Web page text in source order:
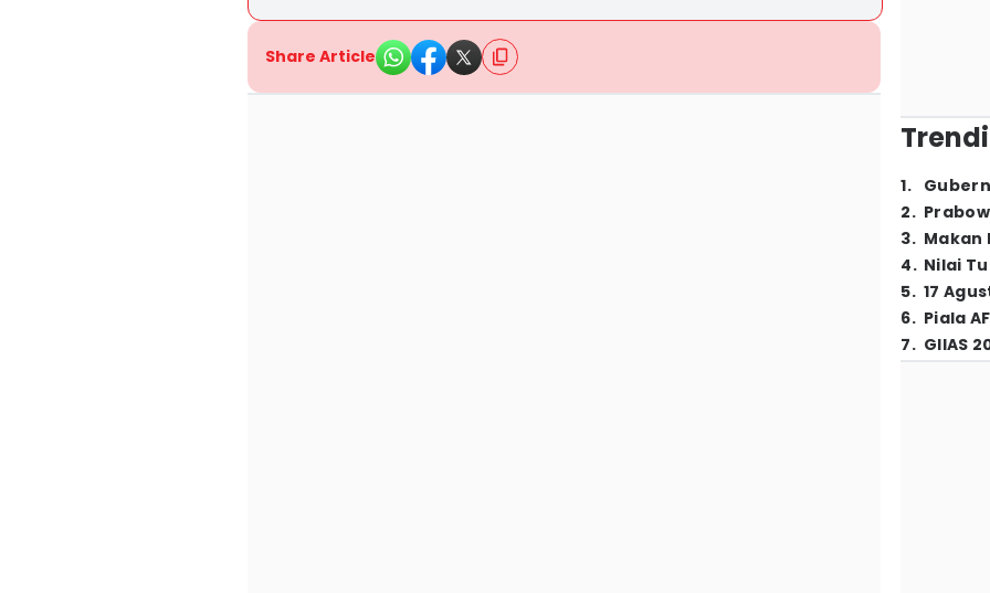
Share Article
1.
2.
3. Makan
4. Nilai
5. 17
6. Piala
7. GIIAS